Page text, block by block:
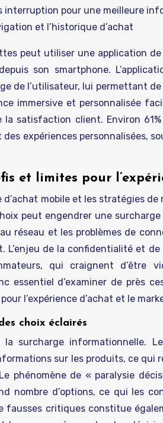
interruption pour une meilleure
et l’historique d’achat
peut utiliser une application
son smartphone.
de l’utilisateur, lui permettant
immersive et personnalisée
satisfaction client. Environ
expériences personnalisées,
et limites pour
mobile et les stratégies de
peut engendrer une
réseau et les problèmes de
de la confidentialité et
qui craignent d’être
essentiel d’examiner de près
l’expérience d’achat et le
choix éclairés
surcharge informationnelle.
sur les produits, ce qui
phénomène de « paralysie
nombre d’options, ce qui les
fausses critiques constitue